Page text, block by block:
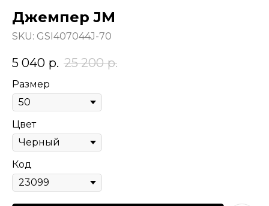
Джемпер JM
SKU: GSI407044J-70
5 040 р. 25 200 р.
Размер
Цвет
Код